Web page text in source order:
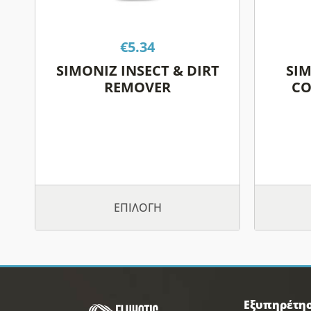
€5.34
SIMONIZ INSECT & DIRT
REMOVER
ΕΠΙΛΟΓΉ
επιλεγούν
στη
σελίδα